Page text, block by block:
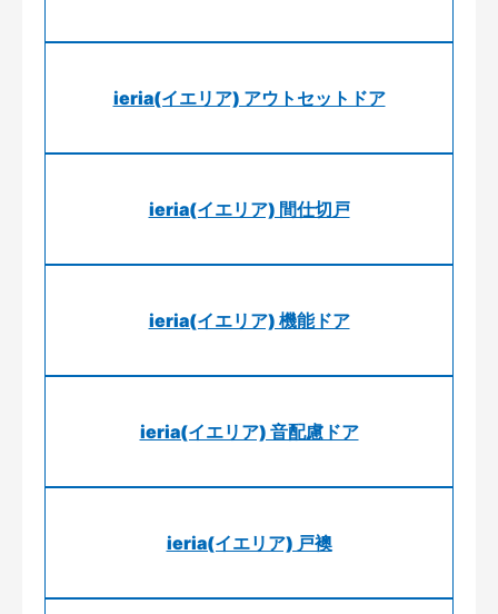
ieria(イエリア) アウトセットドア
ieria(イエリア) 間仕切戸
ieria(イエリア) 機能ドア
ieria(イエリア) 音配慮ドア
ieria(イエリア) 戸襖